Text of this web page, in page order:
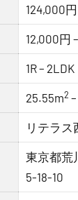
124,000
12,000円
1R – 2LDK
25.55m2
リテラス
東京都荒
5-18-10